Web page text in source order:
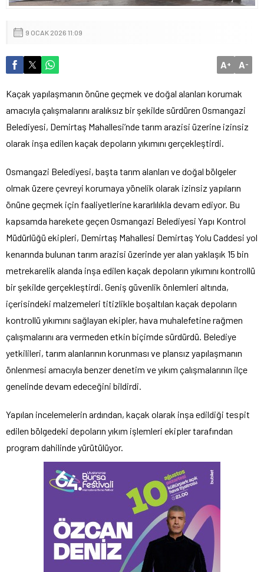
9 OCAK 2026 11:09
A+ A-
Kaçak yapılaşmanın önüne geçmek ve doğal alanları korumak
amacıyla çalışmalarını aralıksız bir şekilde sürdüren Osmangazi
Belediyesi, Demirtaş Mahallesi’nde tarım arazisi üzerine izinsiz
olarak inşa edilen kaçak depoların yıkımını gerçekleştirdi.
Osmangazi Belediyesi, başta tarım alanları ve doğal bölgeler
olmak üzere çevreyi korumaya yönelik olarak izinsiz yapıların
önüne geçmek için faaliyetlerine kararlılıkla devam ediyor. Bu
kapsamda harekete geçen Osmangazi Belediyesi Yapı Kontrol
Müdürlüğü ekipleri, Demirtaş Mahallesi Demirtaş Yolu Caddesi yol
kenarında bulunan tarım arazisi üzerinde yer alan yaklaşık 15 bin
metrekarelik alanda inşa edilen kaçak depoların yıkımını kontrollü
bir şekilde gerçekleştirdi. Geniş güvenlik önlemleri altında,
içerisindeki malzemeleri titizlikle boşaltılan kaçak depoların
kontrollü yıkımını sağlayan ekipler, hava muhalefetine rağmen
çalışmalarını ara vermeden etkin biçimde sürdürdü. Belediye
yetkilileri, tarım alanlarının korunması ve plansız yapılaşmanın
önlenmesi amacıyla benzer denetim ve yıkım çalışmalarının ilçe
genelinde devam edeceğini bildirdi.
Yapılan incelemelerin ardından, kaçak olarak inşa edildiği tespit
edilen bölgedeki depoların yıkım işlemleri ekipler tarafından
program dahilinde yürütülüyor.